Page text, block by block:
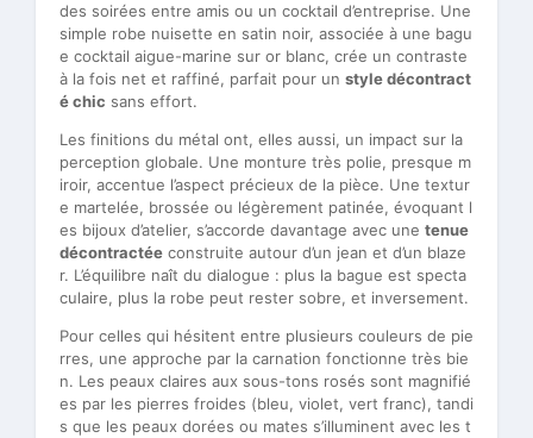
des soirées entre amis ou un cocktail d’entreprise. Une
simple robe nuisette en satin noir, associée à une bagu
e cocktail aigue-marine sur or blanc, crée un contraste
à la fois net et raffiné, parfait pour un style décontract
é chic sans effort.
Les finitions du métal ont, elles aussi, un impact sur la
perception globale. Une monture très polie, presque m
iroir, accentue l’aspect précieux de la pièce. Une textur
e martelée, brossée ou légèrement patinée, évoquant l
es bijoux d’atelier, s’accorde davantage avec une tenue
décontractée construite autour d’un jean et d’un blaze
r. L’équilibre naît du dialogue : plus la bague est specta
culaire, plus la robe peut rester sobre, et inversement.
Pour celles qui hésitent entre plusieurs couleurs de pie
rres, une approche par la carnation fonctionne très bie
n. Les peaux claires aux sous-tons rosés sont magnifié
es par les pierres froides (bleu, violet, vert franc), tandi
s que les peaux dorées ou mates s’illuminent avec les t